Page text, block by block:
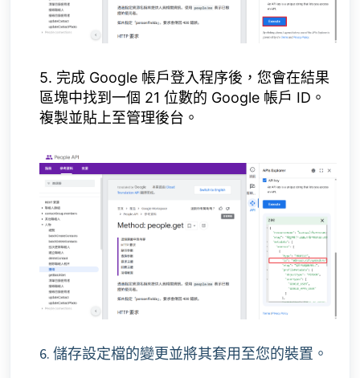
5. 完成 Google 帳戶登入程序後，您會在結果
區塊中找到一個 21 位數的 Google 帳戶 ID。
複製並貼上至管理後台。
6. 儲存設定檔的變更並將其套用至您的裝置。